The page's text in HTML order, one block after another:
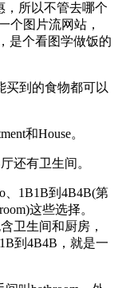
，所以不管去哪个
个图片流网站，
是个看图学做饭的
到的食物都可以
和House。
还有卫生间。
1B1B到4B4B(第
这些选择。
卫生间和厨房，
到4B4B，就是一